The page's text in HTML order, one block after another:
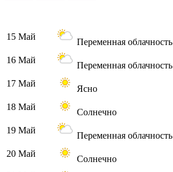
15 Май
Переменная облачность
16 Май
Переменная облачность
17 Май
Ясно
18 Май
Солнечно
19 Май
Переменная облачность
20 Май
Солнечно